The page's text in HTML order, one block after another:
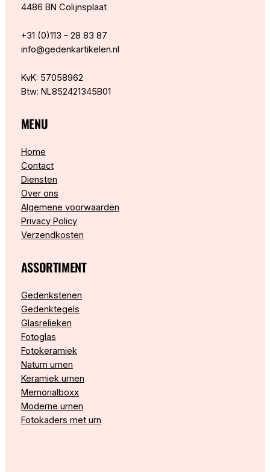
4486 BN Colijnsplaat
+31 (0)113 – 28 83 87
info@gedenkartikelen.nl
KvK: 57058962
Btw: NL852421345B01
MENU
Home
Contact
Diensten
Over ons
Algemene voorwaarden
Privacy Policy
Verzendkosten
ASSORTIMENT
Gedenkstenen
Gedenktegels
Glasrelieken
Fotoglas
Fotokeramiek
Naturn urnen
Keramiek urnen
Memorialboxx
Moderne urnen
Fotokaders met urn